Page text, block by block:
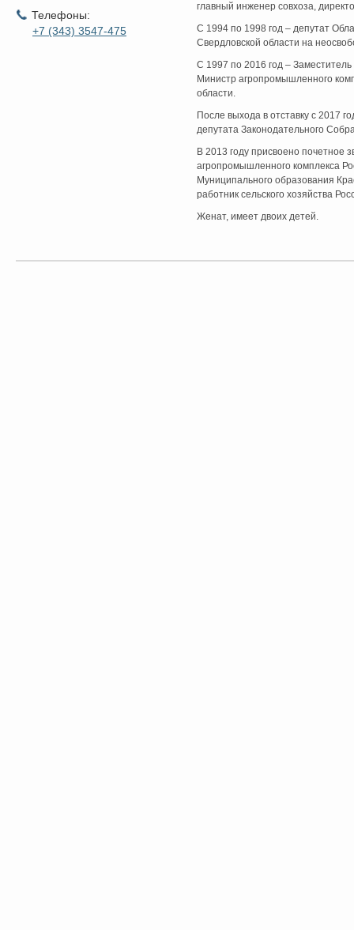
Телефоны:
+7 (343) 3547-475
главный инженер совхоза,
С 1994 по 1998 год – депутат
Свердловской области на
С 1997 по 2016 год –
Министр агропромышленного
области.
После выхода в отставку с 2017
депутата Законодательного
В 2013 году присвоено почетное
агропромышленного комплекса
Муниципального образования
работник сельского хозяйства
Женат, имеет двоих детей.